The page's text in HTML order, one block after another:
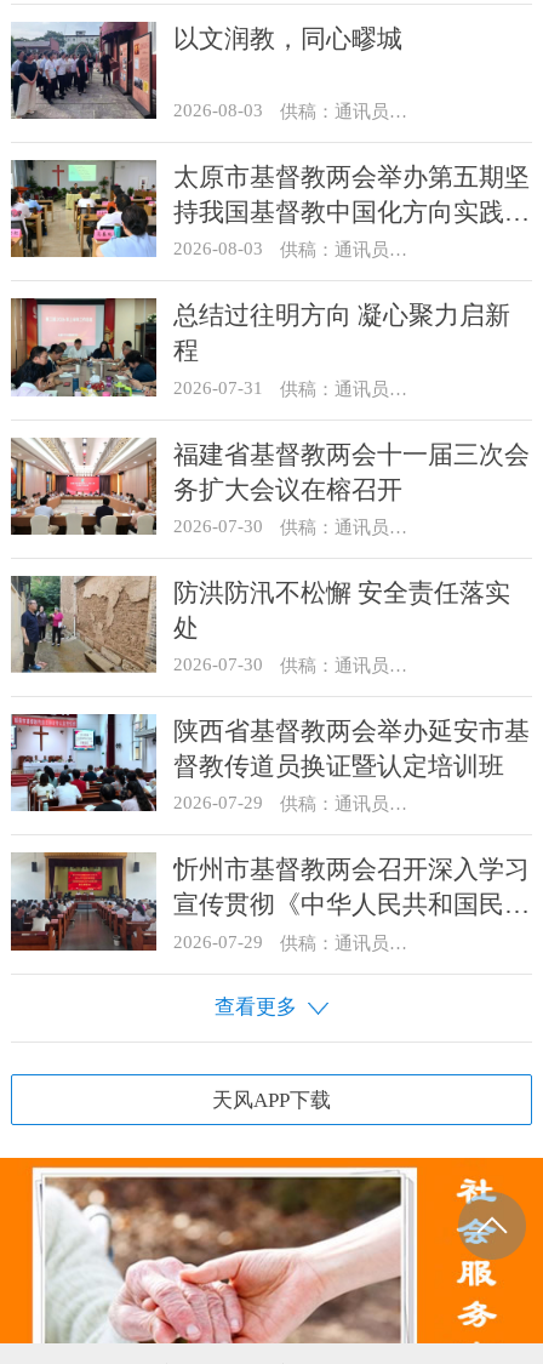
以文润教，同心疁城
2026-08-03 供稿：通讯员 景健美
太原市基督教两会举办第五期坚
持我国基督教中国化方向实践能
力专题培训
2026-08-03 供稿：通讯员 王建春 摄影：史爱梅
总结过往明方向 凝心聚力启新
程
2026-07-31 供稿：通讯员 冯莉琴
福建省基督教两会十一届三次会
务扩大会议在榕召开
2026-07-30 供稿：通讯员 杨莹莹
防洪防汛不松懈 安全责任落实
处
2026-07-30 供稿：通讯员 骆合祥
陕西省基督教两会举办延安市基
督教传道员换证暨认定培训班
2026-07-29 供稿：通讯员 翟超
忻州市基督教两会召开深入学习
宣传贯彻《中华人民共和国民族
团结进步促进法》启动部署会
2026-07-29 供稿：通讯员 骆合祥
查看更多
天风APP下载